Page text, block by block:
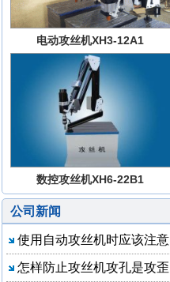
电动攻丝机XH3-12A1
数控攻丝机XH6-22B1
公司新闻
使用自动攻丝机时应该注意
怎样防止攻丝机攻孔是攻歪